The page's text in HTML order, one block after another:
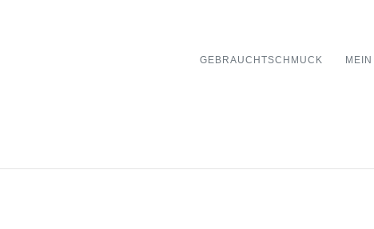
GEBRAUCHTSCHMUCK